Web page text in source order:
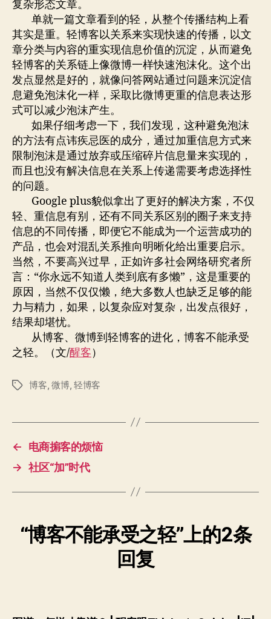
复杂形态文章。
单就一篇文章看到的轻，从整个传播结构上看
其实是重。轻博客以关系来实现快速的传播，以文
章分类与内容的重实现信息价值的沉淀，从而避免
轻博客的关系链上像微博一样快速泡沫化。这个出
发点显然是好的，就像问答网站通过问题来沉淀信
息避免泡沫化一样，采取比微博更重的信息表达形
式可以减少泡沫产生。
如果仔细考虑一下，我们发现，这种避免泡沫
的方法有点讳疾忌医的成分，通过加重信息方式来
限制泡沫是通过放弃或压缩碎片信息量来实现的，
而且也没有解决信息在关系上传递需要考虑选择性
的问题。
Google plus貌似拿出了更好的解决方案，不仅
轻、重信息有别，还有不同关系区别的圈子来支持
信息的不同传播，即便它不能成为一个运营成功的
产品，也会对混乱关系推向明晰化给出重要启示。
当然，不要高兴过早，正如许多社会网络研究者所
言：“你永远不知道人类到底有多懒”，这是重要的
原因，当然不仅仅懒，绝大多数人也缺乏足够的能
力与精力，如果，以复杂应对复杂，出发点很好，
结果却堪忧。
从博客、微博到轻博客的进化，博客不能承受
之轻。（文/醒客）
标
博客 微博, 轻博客
←
电商掮客的烦恼
→ 社区“加”时代
“博客不能承受之轻”上的2条
回复